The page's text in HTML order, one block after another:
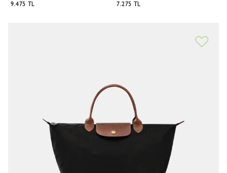
9.475 TL 7.275 TL